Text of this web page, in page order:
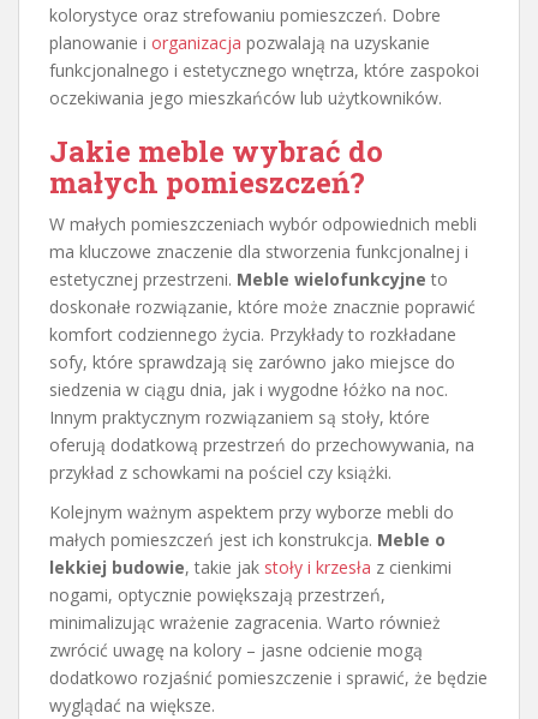
kolorystyce oraz strefowaniu pomieszczeń. Dobre
planowanie i organizacja pozwalają na uzyskanie
funkcjonalnego i estetycznego wnętrza, które zaspokoi
oczekiwania jego mieszkańców lub użytkowników.
Jakie meble wybrać do
małych pomieszczeń?
W małych pomieszczeniach wybór odpowiednich mebli
ma kluczowe znaczenie dla stworzenia funkcjonalnej i
estetycznej przestrzeni. Meble wielofunkcyjne to
doskonałe rozwiązanie, które może znacznie poprawić
komfort codziennego życia. Przykłady to rozkładane
sofy, które sprawdzają się zarówno jako miejsce do
siedzenia w ciągu dnia, jak i wygodne łóżko na noc.
Innym praktycznym rozwiązaniem są stoły, które
oferują dodatkową przestrzeń do przechowywania, na
przykład z schowkami na pościel czy książki.
Kolejnym ważnym aspektem przy wyborze mebli do
małych pomieszczeń jest ich konstrukcja. Meble o
lekkiej budowie, takie jak stoły i krzesła z cienkimi
nogami, optycznie powiększają przestrzeń,
minimalizując wrażenie zagracenia. Warto również
zwrócić uwagę na kolory – jasne odcienie mogą
dodatkowo rozjaśnić pomieszczenie i sprawić, że będzie
wyglądać na większe.